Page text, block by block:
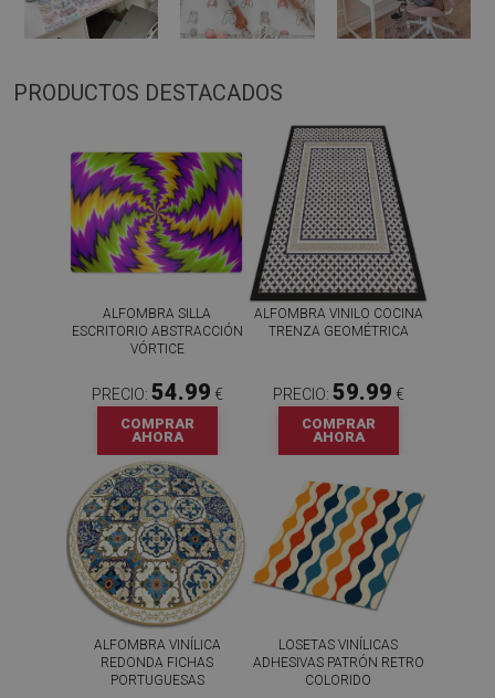
PRODUCTOS DESTACADOS
ALFOMBRA SILLA
ESCRITORIO ABSTRACCIÓN
VÓRTICE
PRECIO: 54.99 €
COMPRAR
AHORA
ALFOMBRA VINILO COCINA
TRENZA GEOMÉTRICA
PRECIO: 59.99 €
COMPRAR
AHORA
ALFOMBRA VINÍLICA
REDONDA FICHAS
PORTUGUESAS
LOSETAS VINÍLICAS
ADHESIVAS PATRÓN RETRO
COLORIDO